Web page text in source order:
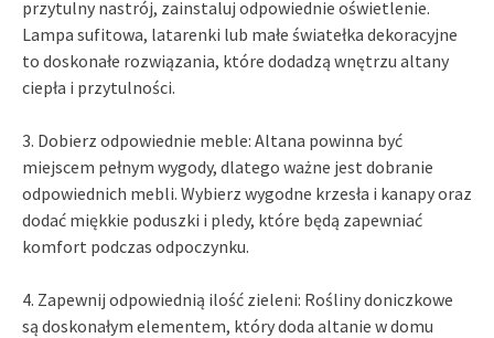
przytulny nastrój, zainstaluj odpowiednie oświetlenie.
Lampa sufitowa, latarenki lub małe światełka dekoracyjne
to doskonałe rozwiązania, które dodadzą wnętrzu altany
ciepła i przytulności.
3. Dobierz odpowiednie meble: Altana powinna być
miejscem pełnym wygody, dlatego ważne jest dobranie
odpowiednich mebli. Wybierz wygodne krzesła i kanapy oraz
dodać miękkie poduszki i pledy, które będą zapewniać
komfort podczas odpoczynku.
4. Zapewnij odpowiednią ilość zieleni: Rośliny doniczkowe
są doskonałym elementem, który doda altanie w domu